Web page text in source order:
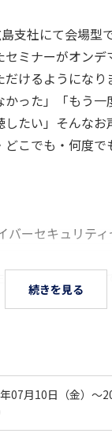
支社にて会場型
ミナーがオンデ
けるようになり
かった」「もう一
したい」そんな
どこでも・何度
バーセキュリテ
続きを見る
07月10日（金）～